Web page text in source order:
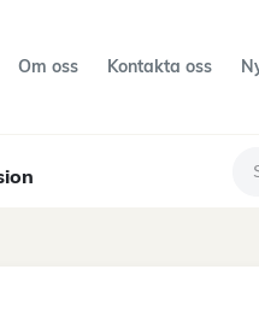
Om oss Kontakta oss